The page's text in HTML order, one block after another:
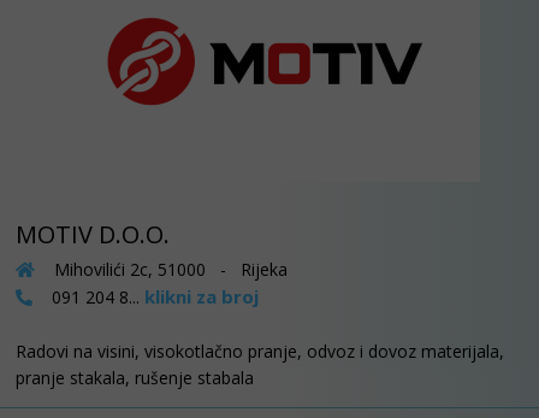
MOTIV D.O.O.
Mihovilići 2c, 51000 - Rijeka
091 204 8... klikni za broj
Radovi na visini, visokotlačno pranje, odvoz i dovoz materijala,
pranje stakala, rušenje stabala